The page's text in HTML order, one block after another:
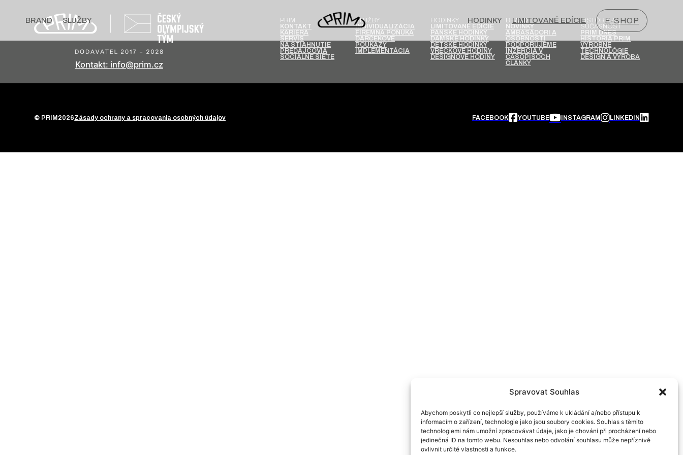
Spravovat Souhlas
Abychom poskytli co nejlepší služby, používáme k ukládání a/nebo přístupu k
informacím o zařízení, technologie jako jsou soubory cookies. Souhlas s těmito
technologiemi nám umožní zpracovávat údaje, jako je chování při procházení nebo
jedinečná ID na tomto webu. Nesouhlas nebo odvolání souhlasu může nepříznivě
ovlivnit určité vlastnosti a funkce.
BRAND SLUŽBY HODINKY LIMITOVANÉ EDÍCIE E-SHOP
PRIM
KONTAKT
KARIÉRA
SERVIS
NA STIAHNUTIE
PREDAJCOVIA
SOCIÁLNE SIETE
SLUŽBY
INDIVIDUALIZÁCIA
FIREMNÁ PONUKA
DARČEKOVÉ
POUKAZY
IMPLEMENTÁCIA
HODINKY
LIMITOVANÉ EDÍCIE
PÁNSKE HODINKY
DÁMSKÉ HODINKY
DETSKÉ HODINKY
VRECKOVÉ HODINY
DESIGNOVÉ HODINY
BRAND
NOVINKY
AMBASÁDORI A
OSOBNOSTI
PODPORUJEME
INZERCIA V
ČASOPISOCH
ČLÁNKY
HISTÓRIA A
SÚČASNOSŤ
PRIM DNES
HISTÓRIA PRIM
VÝROBNÉ
TECHNOLÓGIE
DESIGN A VÝROBA
Kontakt: info@prim.cz
© PRIM2026Zásady ochrany a spracovania osobných údajov FACEBOOK YOUTUBE INSTAGRAM LINKEDIN